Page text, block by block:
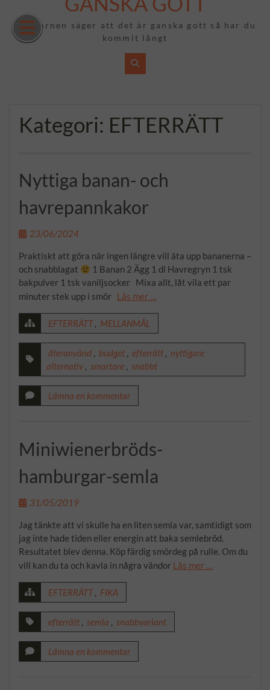
innehåll
Om barnen säger att det är ganska gott så har du
kommit långt
Kategori: EFTERRÄTT
Nyttiga banan- och
havrepannkakor
23/06/2024
Praktiskt att göra när ingen längre vill äta upp bananerna –
och snabblagat
1 Banan 2 Ägg 1 dl Havregryn 1 tsk
bakpulver 1 tsk vaniljsocker Mixa allt, låt vila ett par
minuter stek upp i smör Läs mer …
EFTERRÄTT , MELLANMÅL
återanvänd , budget , efterrätt , nyttigare
alternativ , smartare , snabbt
Lämna en kommentar
Miniwienerbröds-
hamburgar-semla
31/05/2019
Jag tänkte att vi skulle ha en liten semla var, samtidigt som
jag inte hade tiden eller energin att baka semlebröd.
Resultatet blev denna. Köp färdig smördeg på rulle. Om du
vill kan du ta och kavla in några vändor Läs mer …
EFTERRÄTT FIKA
efterrätt semla snabbvariant
Lämna en kommentar